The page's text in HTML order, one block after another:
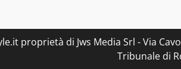
proprietà di Jws Media Srl - Via
Tribunale di